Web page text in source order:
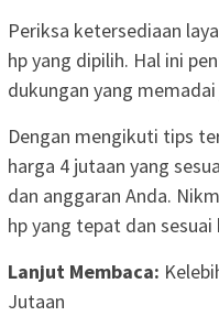
Periksa ketersediaan
hp yang dipilih. Hal ini
dukungan yang
Dengan mengikuti tips
harga 4 jutaan yang
dan anggaran Anda.
hp yang tepat dan sesuai
Lanjut Membaca:
Jutaan